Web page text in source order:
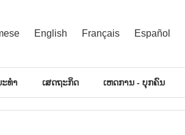
English Français Español
ທຳ ເສດຖະກິດ ເຫດການ - ບຸກຄົນ